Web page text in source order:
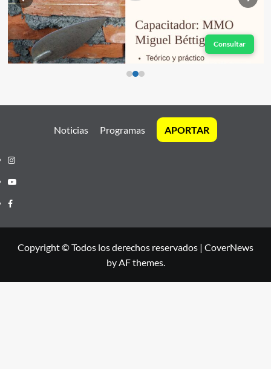
Consultar
Noticias Programas APORTAR
Instagram
Youtube
Facebook
Copyright © Todos los derechos reservados | CoverNews
by AF themes.